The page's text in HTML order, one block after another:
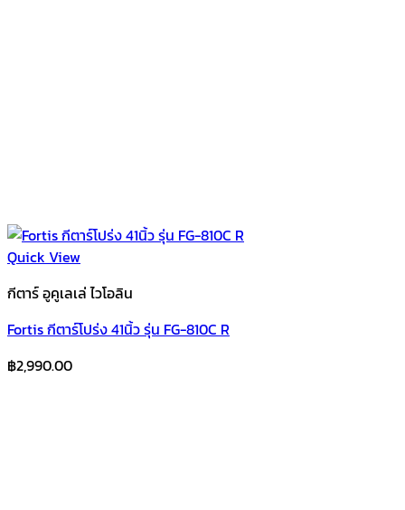
Quick View
กีตาร์ อูคูเลเล่ ไวโอลิน
Fortis กีตาร์โปร่ง 41นิ้ว รุ่น FG-810C R
฿2,990.00